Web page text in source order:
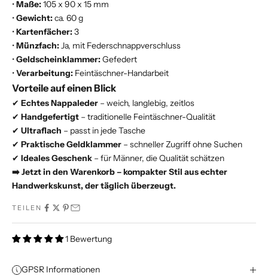
•Maße:105 x 90 x 15 mm
•Gewicht:ca. 60 g
•Kartenfächer:3
•Münzfach:Ja, mit Federschnappverschluss
•Geldscheinklammer:Gefedert
•Verarbeitung: Feintäschner-Handarbeit
Vorteile auf einen Blick
✔ Echtes Nappaleder – weich, langlebig, zeitlos
✔ Handgefertigt – traditionelle Feintäschner-Qualität
✔ Ultraflach – passt in jede Tasche
✔ Praktische Geldklammer – schneller Zugriff ohne Suchen
✔ Ideales Geschenk – für Männer, die Qualität schätzen
➡️ Jetzt in den Warenkorb – kompakter Stil aus echter
Handwerkskunst, der täglich überzeugt.
TEILEN
1 Bewertung
GPSR Informationen